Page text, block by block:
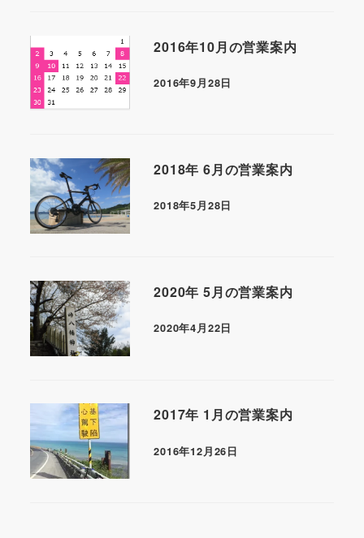
2016年10月の営業案内
2016年9月28日
2018年 6月の営業案内
2018年5月28日
2020年 5月の営業案内
2020年4月22日
2017年 1月の営業案内
2016年12月26日